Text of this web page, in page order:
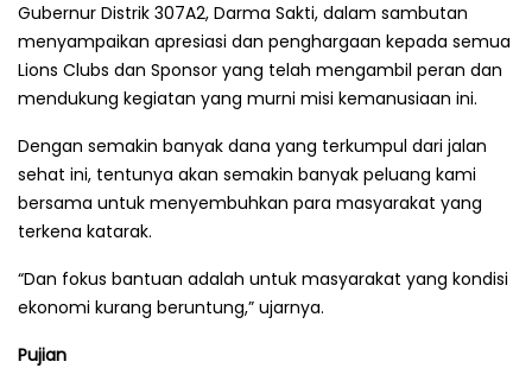
Gubernur Distrik 307A2, Darma Sakti, dalam sambutan
menyampaikan apresiasi dan penghargaan kepada semua
Lions Clubs dan Sponsor yang telah mengambil peran dan
mendukung kegiatan yang murni misi kemanusiaan ini.
Dengan semakin banyak dana yang terkumpul dari jalan
sehat ini, tentunya akan semakin banyak peluang kami
bersama untuk menyembuhkan para masyarakat yang
terkena katarak.
“Dan fokus bantuan adalah untuk masyarakat yang kondisi
ekonomi kurang beruntung,” ujarnya.
Pujian